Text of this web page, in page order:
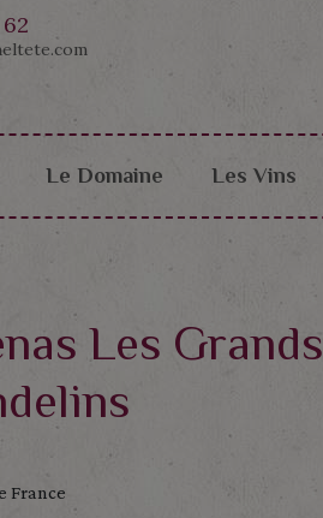
Le Domaine Les Vins
Les Grands
France